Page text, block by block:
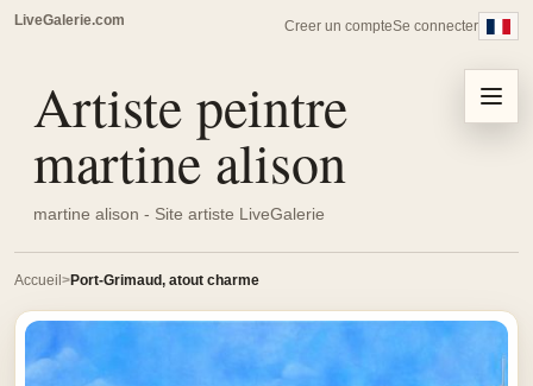
LiveGalerie.com Creer un compteSe connecter
Artiste peintre
martine alison
martine alison - Site artiste LiveGalerie
Menu
Accueil Port-Grimaud, atout charme